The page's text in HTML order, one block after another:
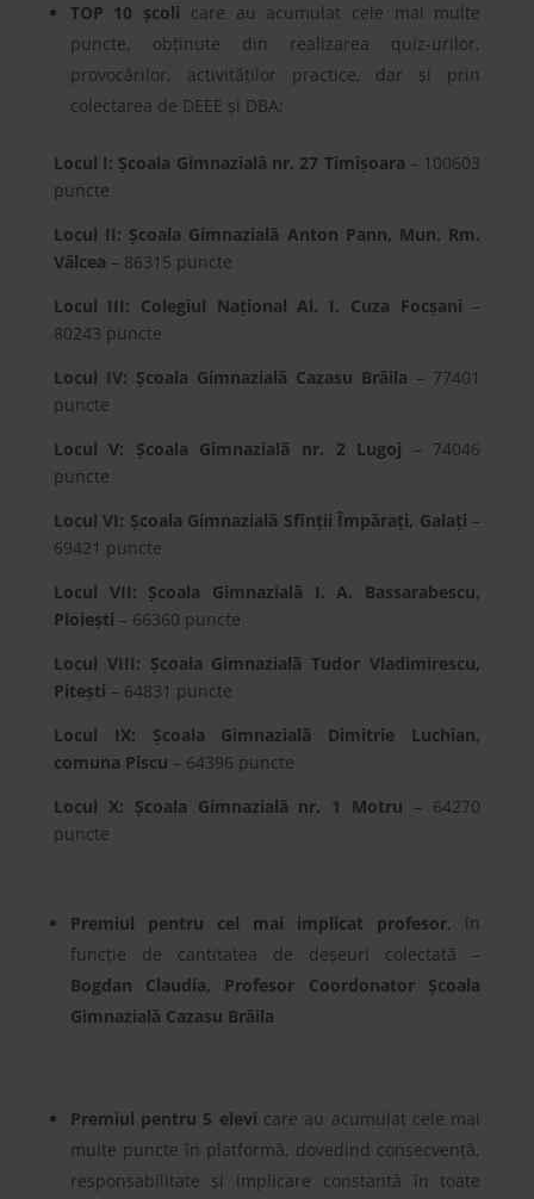
TOP 10 școli care au acumulat cele mai multe
puncte, obținute din realizarea quiz-urilor,
provocărilor, activităților practice, dar și prin
colectarea de DEEE și DBA;
Locul I: Școala Gimnazială nr. 27 Timișoara – 100603
puncte
Locul II: Școala Gimnazială Anton Pann, Mun. Rm.
Vâlcea – 86315 puncte
Locul III: Colegiul Național Al. I. Cuza Focșani –
80243 puncte
Locul IV: Școala Gimnazială Cazasu Brăila – 77401
puncte
Locul V: Școala Gimnazială nr. 2 Lugoj – 74046
puncte
Locul VI: Școala Gimnazială Sfinții Împărați, Galați –
69421 puncte
Locul VII: Școala Gimnazială I. A. Bassarabescu,
Ploiești – 66360 puncte
Locul VIII: Școala Gimnazială Tudor Vladimirescu,
Pitești – 64831 puncte
Locul IX: Școala Gimnazială Dimitrie Luchian,
comuna Piscu – 64396 puncte
Locul X: Școala Gimnazială nr. 1 Motru – 64270
puncte
Premiul pentru cel mai implicat profesor, în
funcție de cantitatea de deșeuri colectată –
Bogdan Claudia, Profesor Coordonator Școala
Gimnazială Cazasu Brăila
Premiul pentru 5 elevi care au acumulat cele mai
multe puncte în platformă, dovedind consecvență,
responsabilitate și implicare constantă în toate